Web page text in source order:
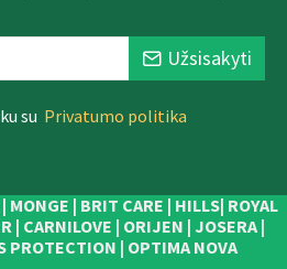
Užsisakyti
su Privatumo politika
MONGE | BRIT CARE | HILLS| ROYAL
| CARNILOVE | ORIJEN | JOSERA |
PROTECTION | OPTIMA NOVA